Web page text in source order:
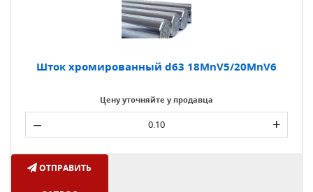
Шток хромированный d63 18MnV5/20MnV6
Цену уточняйте у продавца
– +
ОТПРАВИТЬ